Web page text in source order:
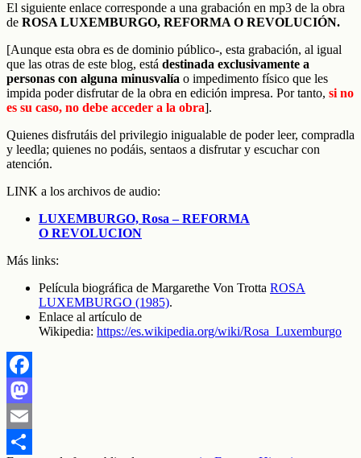
El siguiente enlace corresponde a una grabación en mp3 de la obra
de ROSA LUXEMBURGO, REFORMA O REVOLUCIÓN.
[Aunque esta obra es de dominio público-, esta grabación, al igual
que las otras de este blog, está destinada exclusivamente a
personas con alguna minusvalía o impedimento físico que les
impida poder disfrutar de la obra en edición impresa. Por tanto, si no
es su caso, no debe acceder a la obra].
Quienes disfrutáis del privilegio inigualable de poder leer, compradla
y leedla; quienes no podáis, sentaos a disfrutar y escuchar con
atención.
LINK a los archivos de audio:
LUXEMBURGO, Rosa – REFORMA
O REVOLUCION
Más links:
Película biográfica de Margarethe Von Trotta ROSA
LUXEMBURGO (1985).
Enlace al artículo de
Wikipedia: https://es.wikipedia.org/wiki/Rosa_Luxemburgo
Facebook
Mastodon
Email